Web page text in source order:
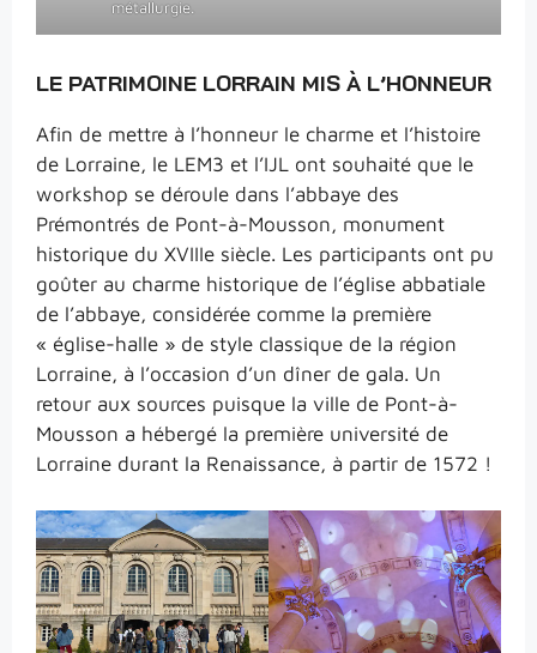
métallurgie.
LE PATRIMOINE LORRAIN MIS À L’HONNEUR
Afin de mettre à l’honneur le charme et l’histoire
de Lorraine, le LEM3 et l’IJL ont souhaité que le
workshop se déroule dans l’abbaye des
Prémontrés de Pont-à-Mousson, monument
historique du XVIIIe siècle. Les participants ont pu
goûter au charme historique de l’église abbatiale
de l’abbaye, considérée comme la première
« église-halle » de style classique de la région
Lorraine, à l’occasion d’un dîner de gala. Un
retour aux sources puisque la ville de Pont-à-
Mousson a hébergé la première université de
Lorraine durant la Renaissance, à partir de 1572 !